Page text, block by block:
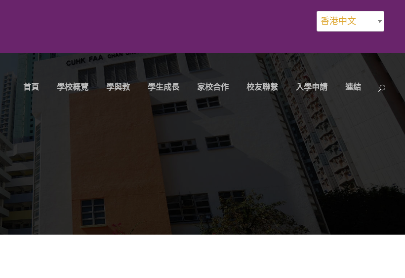
香港中文
首頁 學校概覽 學與教 學生成長 家校合作 校友聯繫 入學申請 連結